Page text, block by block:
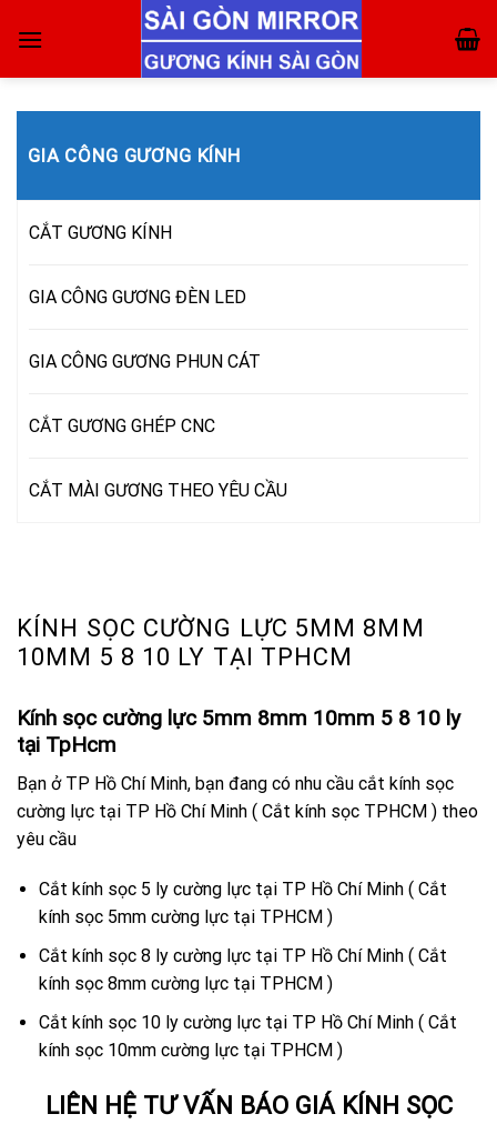
KÍNH SỌC CƯỜNG LỰC 5MM 8MM
10MM 5 8 10 LY TẠI TPHCM
Kính sọc cường lực 5mm 8mm 10mm 5 8 10 ly
tại TpHcm
Bạn ở TP Hồ Chí Minh, bạn đang có nhu cầu cắt kính sọc
cường lực tại TP Hồ Chí Minh ( Cắt kính sọc TPHCM ) theo
yêu cầu
Cắt kính sọc 5 ly cường lực tại TP Hồ Chí Minh ( Cắt
kính sọc 5mm cường lực tại TPHCM )
Cắt kính sọc 8 ly cường lực tại TP Hồ Chí Minh ( Cắt
kính sọc 8mm cường lực tại TPHCM )
Cắt kính sọc 10 ly cường lực tại TP Hồ Chí Minh ( Cắt
kính sọc 10mm cường lực tại TPHCM )
LIÊN HỆ TƯ VẤN BÁO GIÁ KÍNH SỌC
GIA CÔNG GƯƠNG KÍNH
CẮT GƯƠNG KÍNH
GIA CÔNG GƯƠNG ĐÈN LED
GIA CÔNG GƯƠNG PHUN CÁT
CẮT GƯƠNG GHÉP CNC
CẮT MÀI GƯƠNG THEO YÊU CẦU